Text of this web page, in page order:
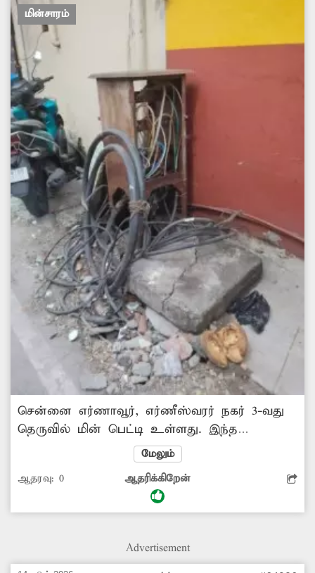
மின்சாரம்
சென்னை எர்ணாவூர், எர்ணீஸ்வரர் நகர் 3-வது
தெருவில் மின் பெட்டி உள்ளது. இந்த
மின்பெட்டி கதவுகள் இல்லாமல் ஆபத்தான
வகையில் இருக்கிறது. இதனால் அந்த வழியாக
செல்லும் மக்கள் மிகுந்த அச்சத்துடனே
அதனை கடந்துசெல்கின்றனர். மேலும்
விபரீதம்ஏற்படும் அபாயம் இருப்பதால்,
மேலும்
ஆதரவு: 0 ஆதரிக்கிறேன்
Advertisement